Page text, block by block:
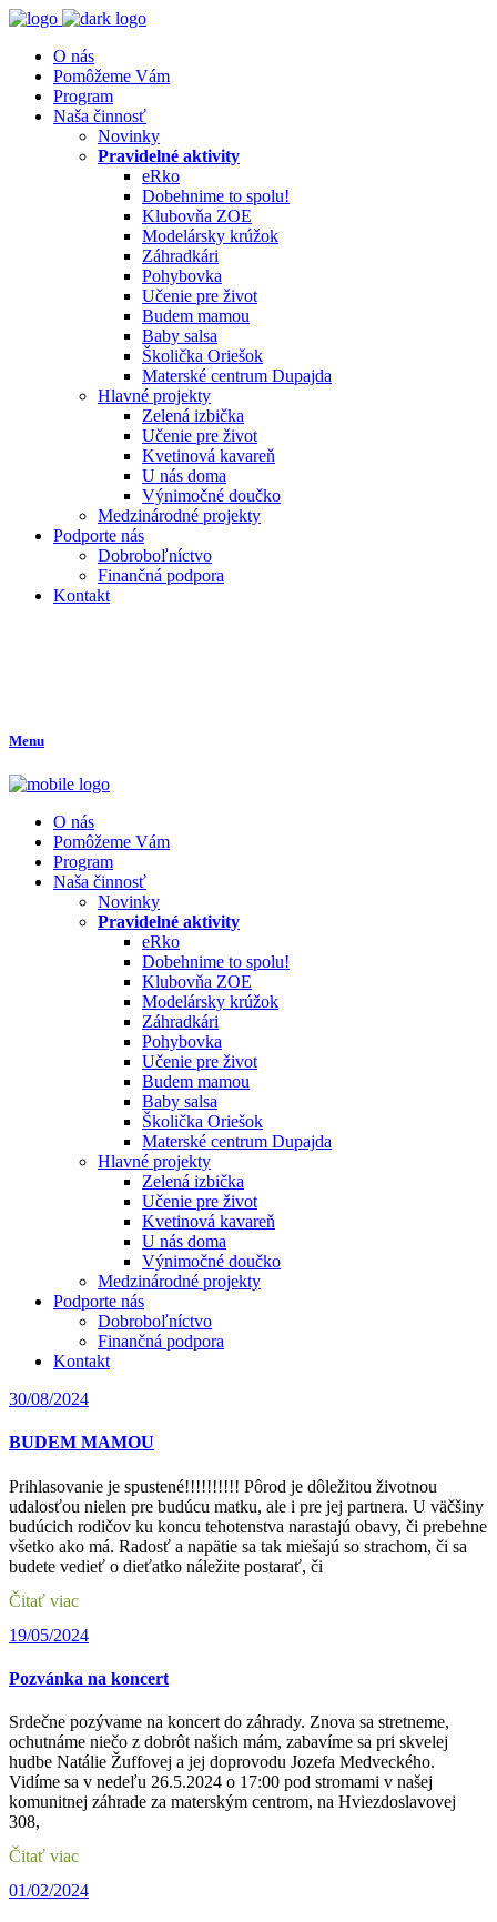
O nás
Pomôžeme Vám
Program
Naša činnosť
Novinky
Pravidelné aktivity
eRko
Dobehnime to spolu!
Klubovňa ZOE
Modelársky krúžok
Záhradkári
Pohybovka
Učenie pre život
Budem mamou
Baby salsa
Školička Oriešok
Materské centrum Dupajda
Hlavné projekty
Zelená izbička
Učenie pre život
Kvetinová kavareň
U nás doma
Výnimočné doučko
Medzinárodné projekty
Podporte nás
Dobroboľníctvo
Finančná podpora
Kontakt
Menu
O nás
Pomôžeme Vám
Program
Naša činnosť
Novinky
Pravidelné aktivity
eRko
Dobehnime to spolu!
Klubovňa ZOE
Modelársky krúžok
Záhradkári
Pohybovka
Učenie pre život
Budem mamou
Baby salsa
Školička Oriešok
Materské centrum Dupajda
Hlavné projekty
Zelená izbička
Učenie pre život
Kvetinová kavareň
U nás doma
Výnimočné doučko
Medzinárodné projekty
Podporte nás
Dobroboľníctvo
Finančná podpora
Kontakt
30/08/2024
BUDEM MAMOU
Prihlasovanie je spustené!!!!!!!!!! Pôrod je dôležitou životnou
udalosťou nielen pre budúcu matku, ale i pre jej partnera. U väčšiny
budúcich rodičov ku koncu tehotenstva narastajú obavy, či prebehne
všetko ako má. Radosť a napätie sa tak miešajú so strachom, či sa
budete vedieť o dieťatko náležite postarať, či
Čitať viac
19/05/2024
Pozvánka na koncert
Srdečne pozývame na koncert do záhrady. Znova sa stretneme,
ochutnáme niečo z dobrôt našich mám, zabavíme sa pri skvelej
hudbe Natálie Žuffovej a jej doprovodu Jozefa Medveckého.
Vidíme sa v nedeľu 26.5.2024 o 17:00 pod stromami v našej
komunitnej záhrade za materským centrom, na Hviezdoslavovej
308,
Čitať viac
01/02/2024